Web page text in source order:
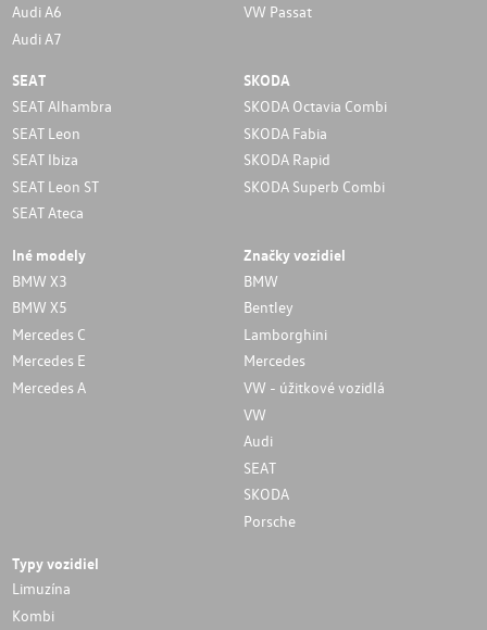
Audi A6
Audi A7
VW Passat
SEAT
SEAT Alhambra
SEAT Leon
SEAT Ibiza
SEAT Leon ST
SEAT Ateca
SKODA
SKODA Octavia Combi
SKODA Fabia
SKODA Rapid
SKODA Superb Combi
Iné modely
BMW X3
BMW X5
Mercedes C
Mercedes E
Mercedes A
Značky vozidiel
BMW
Bentley
Lamborghini
Mercedes
VW - úžitkové vozidlá
VW
Audi
SEAT
SKODA
Porsche
Typy vozidiel
Limuzína
Kombi